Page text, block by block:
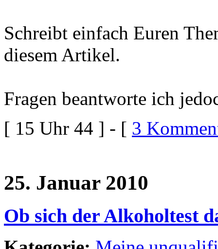
Schreibt einfach Euren
diesem Artikel.
Fragen beantworte ich
[ 15 Uhr 44 ] - [ 3
25. Januar 2010
Ob sich der Alkoholtest